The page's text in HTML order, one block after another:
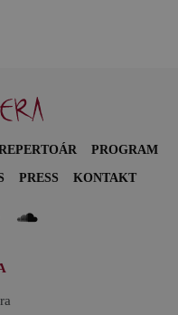
PROGRAM
PRESS KONTAKT